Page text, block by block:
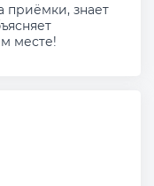
приёмки, знает
месте!